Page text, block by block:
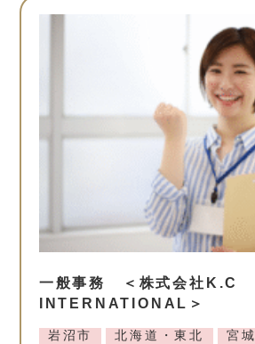
一般事務 ＜株式会社K.C
INTERNATIONAL＞
岩沼市 北海道・東北
宮城